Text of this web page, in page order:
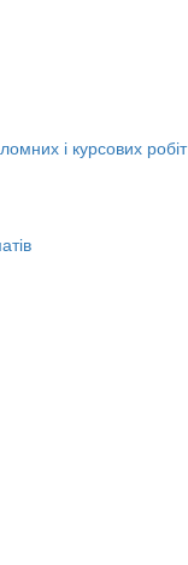
і курсових робіт